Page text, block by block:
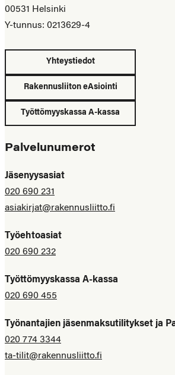
00531 Helsinki
Y-tunnus: 0213629-4
Yhteystiedot
Rakennusliiton eAsiointi
Työttömyyskassa A-kassa
Palvelunumerot
Jäsenyysasiat
020 690 231
asiakirjat@rakennusliitto.fi
Työehtoasiat
020 690 232
Työttömyyskassa A-kassa
020 690 455
Työnantajien jäsenmaksutilitykset ja
020 774 3344
ta-tilit@rakennusliitto.fi